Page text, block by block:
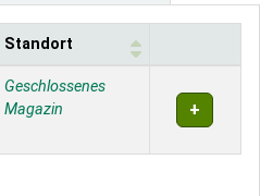
Standort
Geschlossenes
Magazin